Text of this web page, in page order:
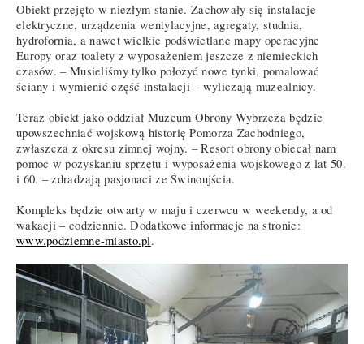
Obiekt przejęto w niezłym stanie. Zachowały się instalacje
elektryczne, urządzenia wentylacyjne, agregaty, studnia,
hydrofornia, a nawet wielkie podświetlane mapy operacyjne
Europy oraz toalety z wyposażeniem jeszcze z niemieckich
czasów. – Musieliśmy tylko położyć nowe tynki, pomalować
ściany i wymienić część instalacji – wyliczają muzealnicy.
Teraz obiekt jako oddział Muzeum Obrony Wybrzeża będzie
upowszechniać wojskową historię Pomorza Zachodniego,
zwłaszcza z okresu zimnej wojny. – Resort obrony obiecał nam
pomoc w pozyskaniu sprzętu i wyposażenia wojskowego z lat 50.
i 60. – zdradzają pasjonaci ze Świnoujścia.
Kompleks będzie otwarty w maju i czerwcu w weekendy, a od
wakacji – codziennie. Dodatkowe informacje na stronie:
www.podziemne-miasto.pl.